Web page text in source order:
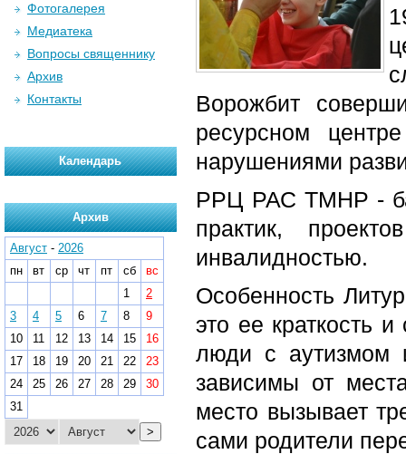
Ворожбит
ресурсном
нарушениями
РРЦ РАС ТМНР -
практик,
инвалидностью.
Особенность
это ее краткость
люди с аутизмом
зависимы от
место вызывает
сами родители
Фотогалерея
Медиатека
Вопросы священнику
Архив
Контакты
Календарь
Архив
Август - 2026
пн
вт ср чт пт сб
вс
1
2
3
4 5 6 7 8
9
10
11 12 13 14 15
16
17
18 19 20 21 22
23
24
25 26 27 28 29
30
31
>